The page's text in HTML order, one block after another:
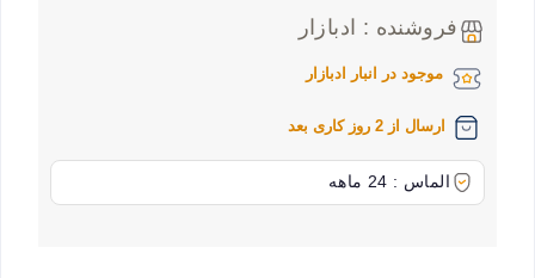
فروشنده : ادبازار
موجود در انبار ادبازار
ارسال از 2 روز کاری بعد
الماس : 24 ماهه